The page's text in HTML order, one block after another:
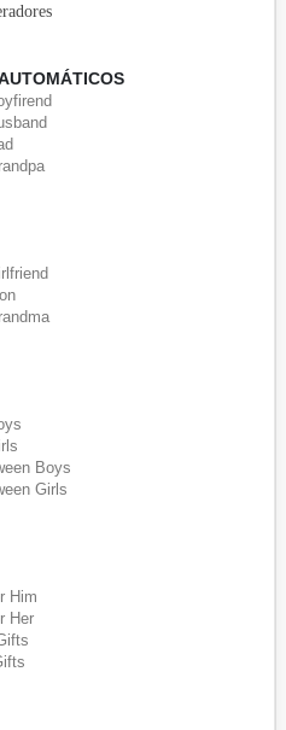
Boys
Girls
Him
Her